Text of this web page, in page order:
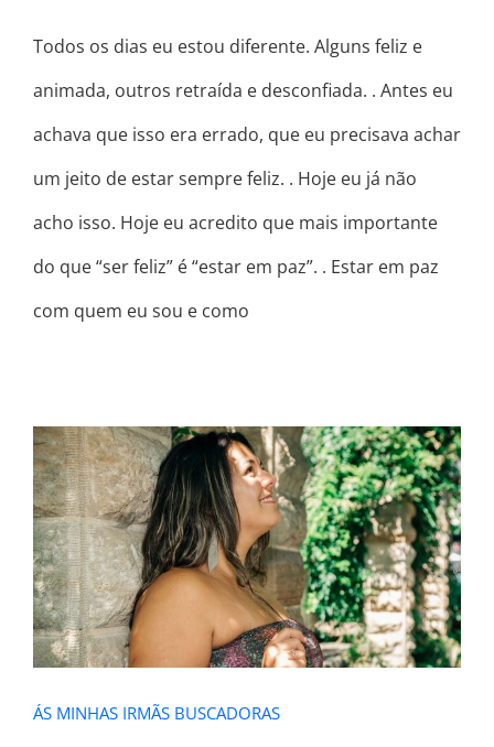
Todos os dias eu estou diferente. Alguns feliz e
animada, outros retraída e desconfiada. . Antes eu
achava que isso era errado, que eu precisava achar
um jeito de estar sempre feliz. . Hoje eu já não
acho isso. Hoje eu acredito que mais importante
do que “ser feliz” é “estar em paz”. . Estar em paz
com quem eu sou e como
ÁS MINHAS IRMÃS BUSCADORAS
ÁS MINHAS IRMÃS BUSCADORAS